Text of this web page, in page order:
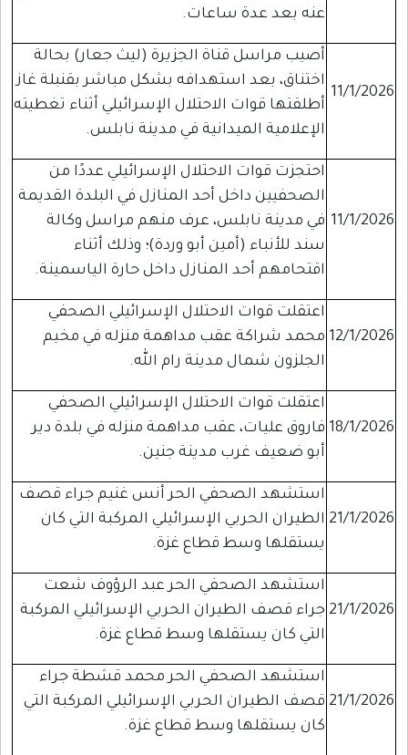
عنه بعد عدة ساعات.
11/1/2026
أصيب مراسل قناة الجزيرة (ليث جعار) بحالة
اختناق، بعد استهدافه بشكل مباشر بقنبلة غاز
أطلقتها قوات الاحتلال الإسرائيلي أثناء تغطيته
الإعلامية الميدانية في مدينة نابلس.
11/1/2026
احتجزت قوات الاحتلال الإسرائيلي عددًا من
الصحفيين داخل أحد المنازل في البلدة القديمة
في مدينة نابلس، عرف منهم مراسل وكالة
سند للأنباء (أمين أبو وردة)؛ وذلك أثناء
اقتحامهم أحد المنازل داخل حارة الياسمينة.
12/1/2026
اعتقلت قوات الاحتلال الإسرائيلي الصحفي
محمد شراكة عقب مداهمة منزله في مخيم
الجلزون شمال مدينة رام الله.
18/1/2026
اعتقلت قوات الاحتلال الإسرائيلي الصحفي
فاروق عليات، عقب مداهمة منزله في بلدة دير
أبو ضعيف غرب مدينة جنين.
21/1/2026
استشهد الصحفي الحر أنس غنيم جراء قصف
الطيران الحربي الإسرائيلي المركبة التي كان
يستقلها وسط قطاع غزة.
21/1/2026
استشهد الصحفي الحر عبد الرؤوف شعت
جراء قصف الطيران الحربي الإسرائيلي المركبة
التي كان يستقلها وسط قطاع غزة.
21/1/2026
استشهد الصحفي الحر محمد قشطة جراء
قصف الطيران الحربي الإسرائيلي المركبة التي
كان يستقلها وسط قطاع غزة.